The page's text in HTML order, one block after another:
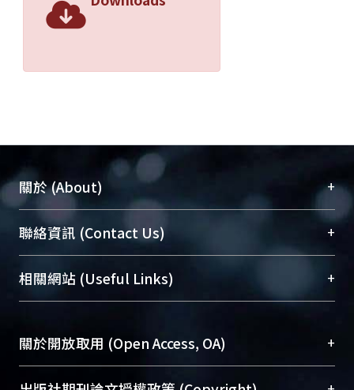
關於 (About) +
臺大位居世界頂尖大學之列，為永久珍藏及向國際
展現本校豐碩的研究成果及學術能量，圖書館整合
機構典藏（NTUR）與學術庫（AH）不同功能平
台，成為臺大學術典藏NTU scholars。期能整合研
成果。
To permanently archive and promote researcher
聯絡資訊 (Contact Us) +
總館學科館員(Main Library)
醫學圖書館學科館員(Medical Library)
Sciences Library)
相關網站 (Useful Links) +
關於開放取用 (Open Access, OA) +